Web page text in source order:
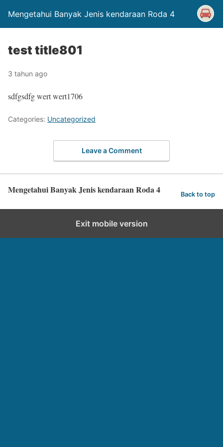
Mengetahui Banyak Jenis kendaraan Roda 4
test title801
3 tahun ago
sdfgsdfg wert wert1706
Categories: Uncategorized
Leave a Comment
Mengetahui Banyak Jenis kendaraan Roda 4 Back to top
Exit mobile version